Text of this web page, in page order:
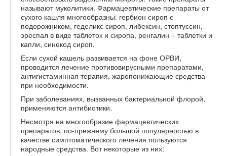
называют муколитики. Фармацевтические препараты от
сухого кашля многообразны: гербион сироп с
подорожником, геделикс сироп, либексин, стоптуссин,
эреспал в виде таблеток и сиропа, ренгалин – таблетки и
капли, синекод сироп.
Если сухой кашель развивается на фоне ОРВИ,
проводится лечение противовирусными препаратами,
антигистаминная терапия, жаропонижающие средства
при необходимости.
При заболеваниях, вызванных бактериальной флорой,
применяются антибиотики.
Несмотря на многообразие фармацевтических
препаратов, по-прежнему большой популярностью в
качестве симптоматического лечения пользуются
народные средства. Вот некоторые из них: